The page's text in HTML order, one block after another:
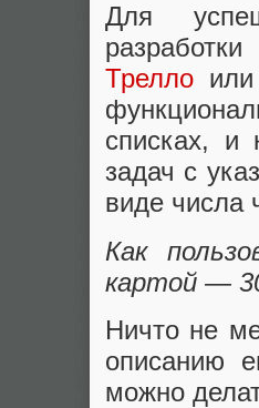
Для
Трелло
списках, и
задач с
виде числа
Как
картой —
Ничто не
описанию
можно